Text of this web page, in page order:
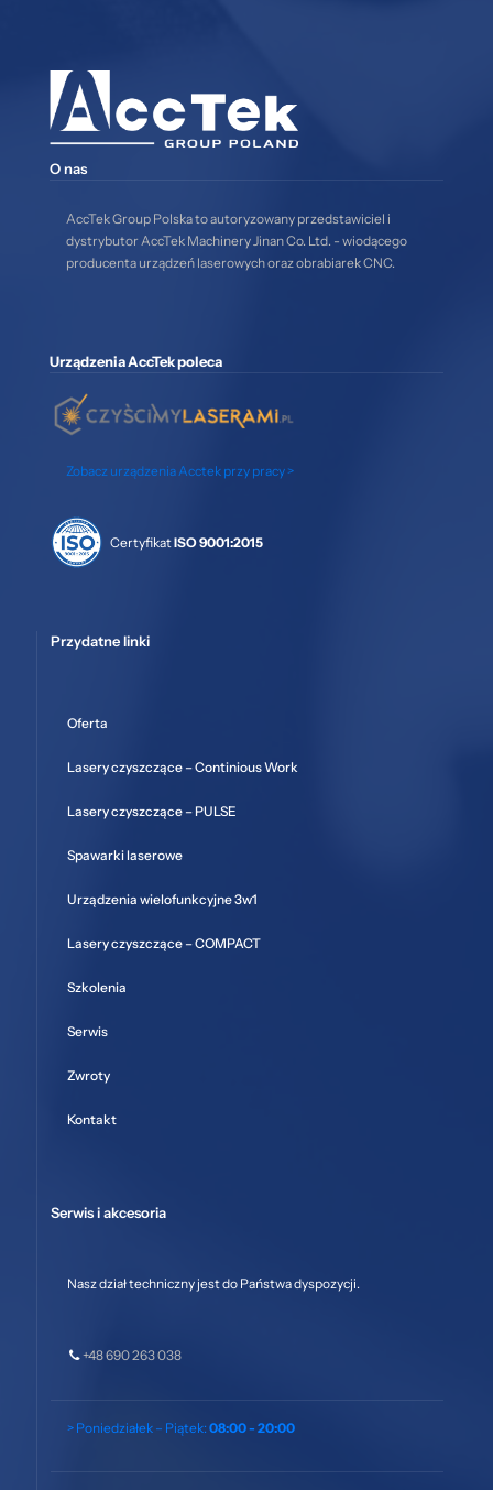
O nas
AccTek Group Polska to autoryzowany przedstawiciel i
dystrybutor AccTek Machinery Jinan Co. Ltd. - wiodącego
producenta urządzeń laserowych oraz obrabiarek CNC.
Urządzenia AccTek poleca
Zobacz urządzenia Acctek przy pracy >
CertyfikatISO 9001:2015
Przydatne linki
Oferta
Lasery czyszczące – Continious Work
Lasery czyszczące – PULSE
Spawarki laserowe
Urządzenia wielofunkcyjne 3w1
Lasery czyszczące – COMPACT
Szkolenia
Serwis
Zwroty
Kontakt
Serwis i akcesoria
Nasz dział techniczny jest do Państwa dyspozycji.
+48 690 263 038
> Poniedziałek – Piątek: 08:00 - 20:00